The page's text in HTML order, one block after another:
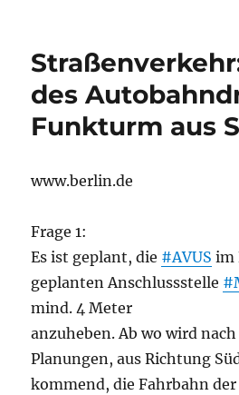
des
Funkturm aus
www.berlin.de
Frage 1:
Es ist geplant, die #AVUS im
geplanten Anschlussstelle
mind. 4 Meter
anzuheben. Ab wo wird
Planungen, aus Richtung
kommend, die Fahrbahn der